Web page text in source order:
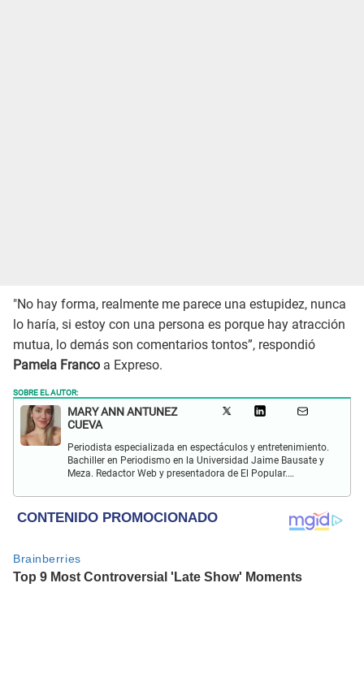
"No hay forma, realmente me parece una estupidez, nunca
lo haría, si estoy con una persona es porque hay atracción
mutua, lo demás son comentarios tontos”, respondió
Pamela Franco a Expreso.
SOBRE EL AUTOR:
MARY ANN ANTUNEZ
CUEVA
Periodista especializada en espectáculos y entretenimiento.
Bachiller en Periodismo en la Universidad Jaime Bausate y
Meza. Redactor Web y presentadora de El Popular.
y espectáculos internacional.